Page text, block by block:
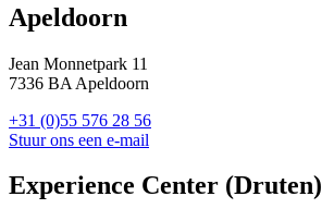
Apeldoorn
Jean Monnetpark 11
7336 BA Apeldoorn
+31 (0)55 576 28 56
Stuur ons een e-mail
Experience Center (Druten)